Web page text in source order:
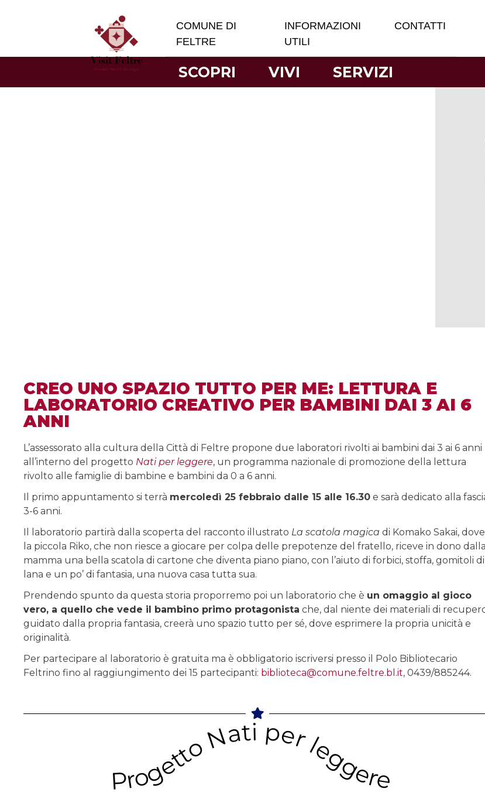
COMUNE DI
FELTRE
INFORMAZIONI
UTILI
CONTATTI
SCOPRI VIVI SERVIZI
CREO UNO SPAZIO TUTTO PER ME: LETTURA E
LABORATORIO CREATIVO PER BAMBINI DAI 3 AI 6
ANNI
L’assessorato alla cultura della Città di Feltre propone due laboratori rivolti ai bambini dai 3 ai 6 anni
all’interno del progetto Nati per leggere, un programma nazionale di promozione della lettura
rivolto alle famiglie di bambine e bambini da 0 a 6 anni.
Il primo appuntamento si terrà mercoledì 25 febbraio dalle 15 alle 16.30 e sarà dedicato alla
3-6 anni.
Il laboratorio partirà dalla scoperta del racconto illustrato La scatola magica di Komako Sakai, dove
la piccola Riko, che non riesce a giocare per colpa delle prepotenze del fratello, riceve in dono dalla
mamma una bella scatola di cartone che diventa piano piano, con l’aiuto di forbici, stoffa, gomitoli di
lana e un po’ di fantasia, una nuova casa tutta sua.
Prendendo spunto da questa storia proporremo poi un laboratorio che è un omaggio al gioco
vero, a quello che vede il bambino primo protagonista che, dal niente dei materiali di
guidato dalla propria fantasia, creerà uno spazio tutto per sé, dove esprimere la propria unicità e
originalità.
Per partecipare al laboratorio è gratuita ma è obbligatorio iscriversi presso il Polo Bibliotecario
Feltrino fino al raggiungimento dei 15 partecipanti: biblioteca@comune.feltre.bl.it, 0439/885244.
Progetto Nati per leggere